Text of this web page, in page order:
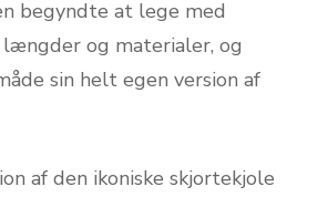
begyndte at lege med
og materialer, og
sin helt egen version af
af den ikoniske skjortekjole